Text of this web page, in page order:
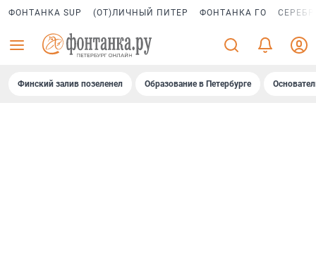
ФОНТАНКА SUP (ОТ)ЛИЧНЫЙ ПИТЕР ФОНТАНКА ГО
Финский залив позеленел Образование в Петербурге